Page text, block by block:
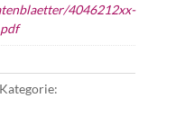
4046212xx-
Kategorie: